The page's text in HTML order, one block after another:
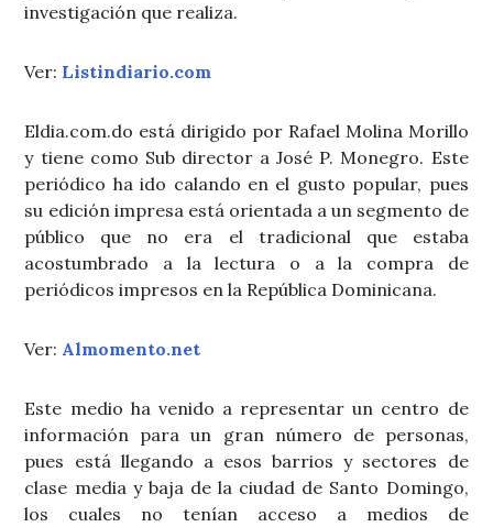
investigación que realiza.
Ver: Listindiario.com
Eldia.com.do está dirigido por Rafael Molina Morillo
y tiene como Sub director a José P. Monegro. Este
periódico ha ido calando en el gusto popular, pues
su edición impresa está orientada a un segmento de
público que no era el tradicional que estaba
acostumbrado a la lectura o a la compra de
periódicos impresos en la República Dominicana.
Ver: Almomento.net
Este medio ha venido a representar un centro de
información para un gran número de personas,
pues está llegando a esos barrios y sectores de
clase media y baja de la ciudad de Santo Domingo,
los cuales no tenían acceso a medios de